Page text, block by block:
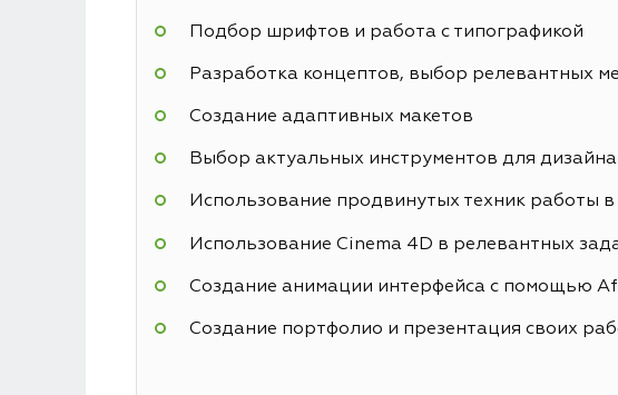
Подбор шрифтов и работа с типографикой
Разработка концептов, выбор релевантных
Создание адаптивных макетов
Выбор актуальных инструментов для
Использование продвинутых техник работы в
Использование Cinema 4D в релевантных
Создание анимации интерфейса с помощью
Создание портфолио и презентация своих